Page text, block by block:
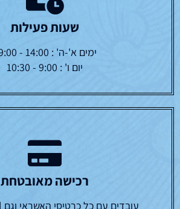
שעות פעילות
ימים א'-ה' : 14:00 - 19:00
יום ו' : 9:00 - 10:30
רכישה מאובטחת